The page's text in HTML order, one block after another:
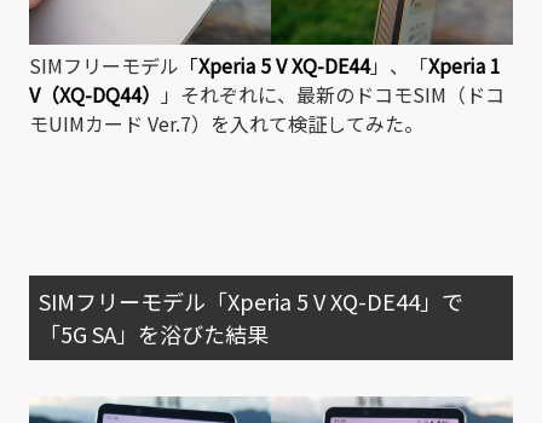
SIMフリーモデル 「Xperia 5 V XQ-DE44」、「Xperia 1
V（XQ-DQ44） 」それぞれに、最新のドコモSIM（ドコ
モUIMカード Ver.7）を入れて検証してみた。
SIMフリーモデル「Xperia 5 V XQ-DE44」で
「5G SA」を浴びた結果